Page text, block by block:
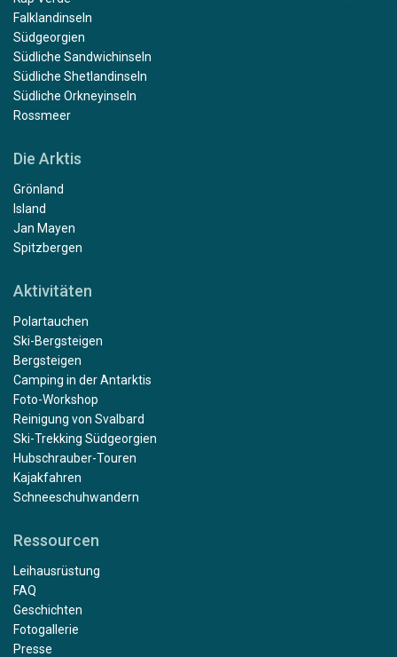
Falklandinseln
Südgeorgien
Südliche Sandwichinseln
Südliche Shetlandinseln
Südliche Orkneyinseln
Rossmeer
Die Arktis
Grönland
Island
Jan Mayen
Spitzbergen
Aktivitäten
Polartauchen
Ski-Bergsteigen
Bergsteigen
Camping in der Antarktis
Foto-Workshop
Reinigung von Svalbard
Ski-Trekking Südgeorgien
Hubschrauber-Touren
Kajakfahren
Schneeschuhwandern
Ressourcen
Leihausrüstung
FAQ
Geschichten
Fotogallerie
Presse